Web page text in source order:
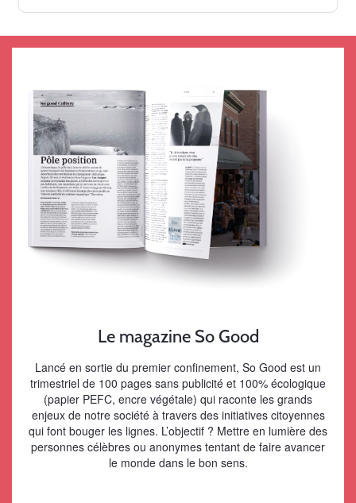
Le magazine So Good
Lancé en sortie du premier confinement, So Good est un
trimestriel de 100 pages sans publicité et 100% écologique
(papier PEFC, encre végétale) qui raconte les grands
enjeux de notre société à travers des initiatives citoyennes
qui font bouger les lignes. L’objectif ? Mettre en lumière des
personnes célèbres ou anonymes tentant de faire avancer
le monde dans le bon sens.